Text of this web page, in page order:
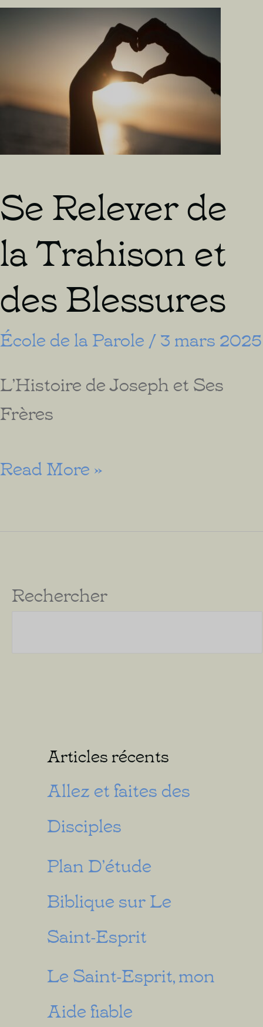
Trouver
le
en
Se Relever de
la Trahison et
des Blessures
École de la Parole /3 mars 2025
L’Histoire de Joseph et Ses
Frères
Se
Trahison
et
Read More »
Rechercher
Articles récents
Allez et faites des
Disciples
Plan D’étude
Biblique sur Le
Saint-Esprit
Le Saint-Esprit, mon
Aide fiable